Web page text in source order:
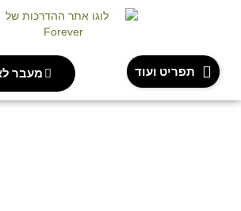
תפריט ועוד מעבר